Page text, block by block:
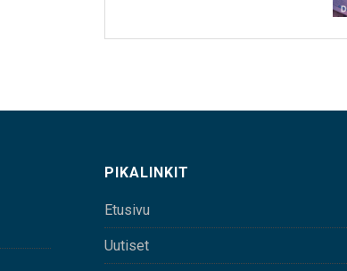
PIKALINKIT
Etusivu
Uutiset